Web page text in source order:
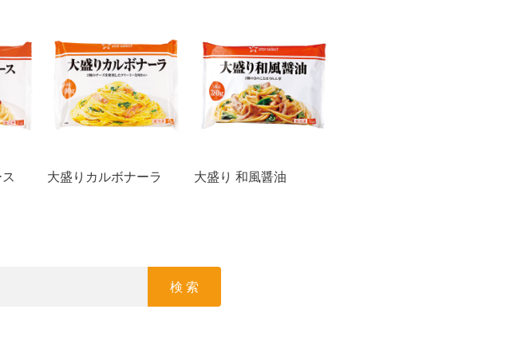
大盛りカルボナーラ 大盛り 和風醤油
検 索